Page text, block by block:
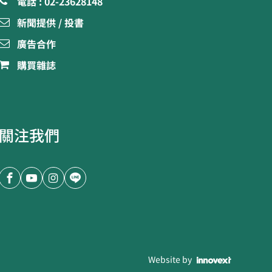
新聞提供 / 投書
廣告合作
購買雜誌
注我們
Website by